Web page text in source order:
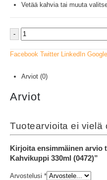
Vetää kahvia tai muuta
-
Facebook Twitter LinkedIn
Arviot (0)
Arviot
Tuotearvioita ei vielä
Kirjoita ensimmäinen arvio
Kahvikuppi 330ml (0472)”
Arvostelusi *